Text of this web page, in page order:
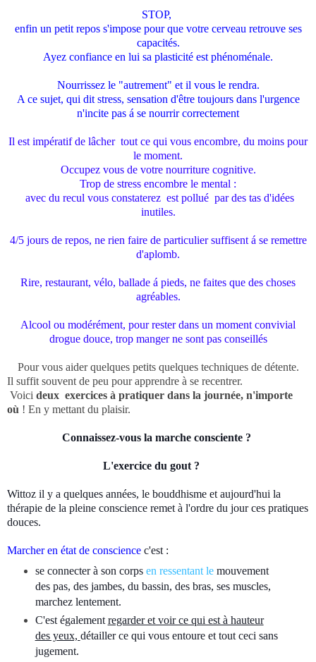
STOP,
enfin un petit repos s'impose pour que votre cerveau retrouve ses
capacités.
Ayez confiance en lui sa plasticité est phénoménale.
Nourrissez le "autrement" et il vous le rendra.
A ce sujet, qui dit stress, sensation d'être toujours dans l'urgence
n'incite pas á se nourrir correctement
Il est impératif de lâcher tout ce qui vous encombre, du moins pour
le moment.
Occupez vous de votre nourriture cognitive.
Trop de stress encombre le mental :
avec du recul vous constaterez est pollué par des tas d'idées
inutiles.
4/5 jours de repos, ne rien faire de particulier suffisent á se remettre
d'aplomb.
Rire, restaurant, vélo, ballade á pieds, ne faites que des choses
agréables.
Alcool ou modérément, pour rester dans un moment convivial
drogue douce, trop manger ne sont pas conseillés
Pour vous aider quelques petits quelques techniques de détente.
Il suffit souvent de peu pour apprendre à se recentrer.
Voici deux exercices à pratiquer dans la journée, n'importe
où ! En y mettant du plaisir.
Connaissez-vous la marche consciente ?
L'exercice du gout ?
Wittoz il y a quelques années, le bouddhisme et aujourd'hui la
thérapie de la pleine conscience remet à l'ordre du jour ces pratiques
douces.
Marcher en état de conscience c'est :
se connecter à son corps en ressentant le mouvement
des pas, des jambes, du bassin, des bras, ses muscles,
marchez lentement.
C'est également regarder et voir ce qui est à hauteur
des yeux, détailler ce qui vous entoure et tout ceci sans
jugement.